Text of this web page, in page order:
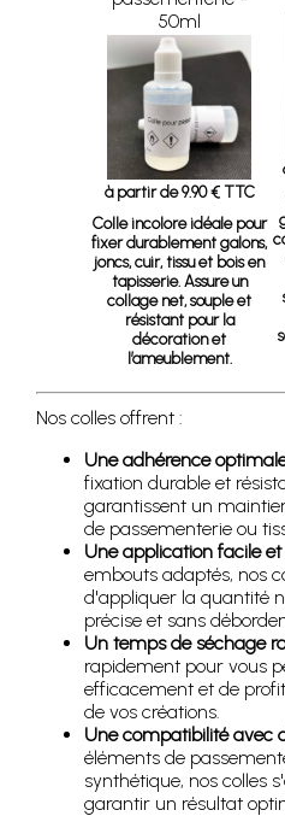
50ml
à partir de 9.90 € TTC
Colle incolore idéale pour
fixer durablement galons,
joncs, cuir, tissu et bois en
tapisserie. Assure un
collage net, souple et
résistant pour la
décoration et
l’ameublement.
Nos colles offrent :
Une adhérence
fixation durable et
garantissent un
de passementerie ou
Une application facile et
embouts adaptés, nos
d'appliquer la quantité
précise et sans
Un temps de séchage
rapidement pour vous
efficacement et de
de vos créations.
Une compatibilité avec
éléments de
synthétique, nos colles
garantir un résultat